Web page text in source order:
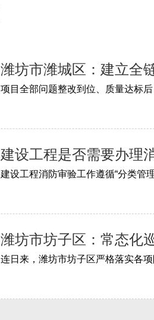
潍坊市潍城区：建立全
项目全部问题整改到位、质量达标
建设工程是否需要办理
建设工程消防审验工作遵循“分类管
潍坊市坊子区：常态化
连日来，潍坊市坊子区严格落实各